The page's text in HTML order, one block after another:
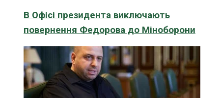
В Офісі президента виключають
повернення Федорова до Міноборони